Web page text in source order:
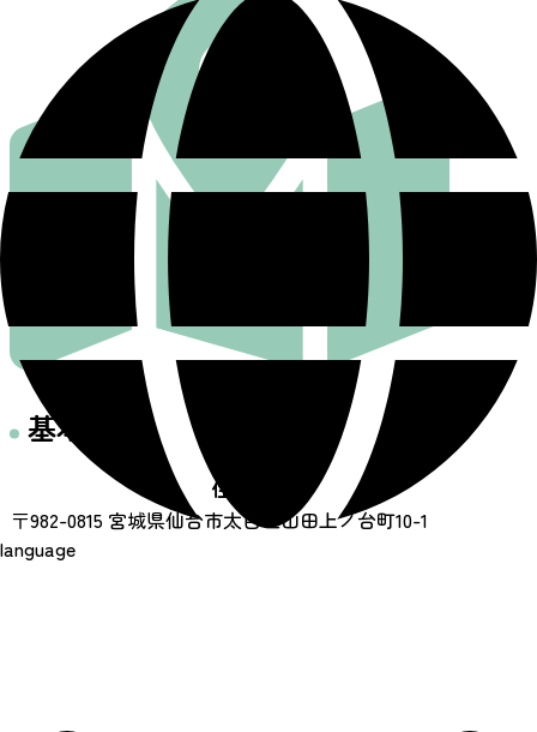
language
基本情報
住所
〒982-0815 宮城県仙台市太白区山田上ノ台町10-1